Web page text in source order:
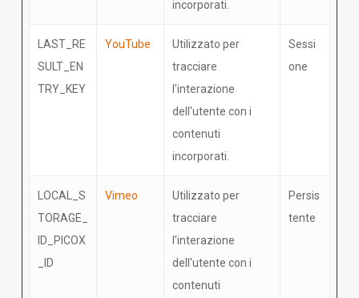
incorporati.
LAST_RE
SULT_EN
TRY_KEY
YouTube
Utilizzato per
tracciare
l'interazione
dell'utente con i
contenuti
incorporati.
Sessi
one
LOCAL_S
TORAGE_
ID_PICOX
_ID
Vimeo
Utilizzato per
tracciare
l'interazione
dell'utente con i
contenuti
Persis
tente